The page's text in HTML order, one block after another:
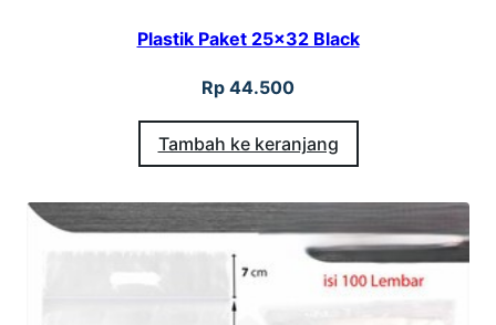
Plastik Paket 25×32 Black
Rp 44.500
Tambah ke keranjang